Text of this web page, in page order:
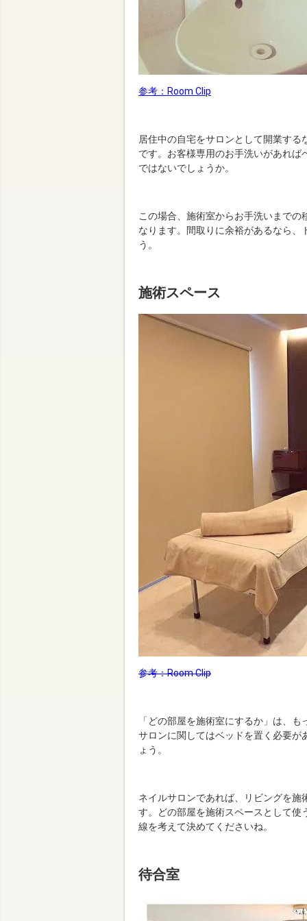
参考：Room Clip
居住中の自宅をサロンとして開業す
です。お客様専用のお手洗いがあれ
ではないでしょうか。
この場合、施術室からお手洗いまで
なります。間取りに余裕があるなら
う。
施術スペース
参考：Room Clip
「どの部屋を施術室にするか」は、
サロンに関してはベッドを置く必要
ょう。
ネイルサロンであれば、リビングを
す。どの部屋を施術スペースとして
線を考えて決めてくださいね。
待合室